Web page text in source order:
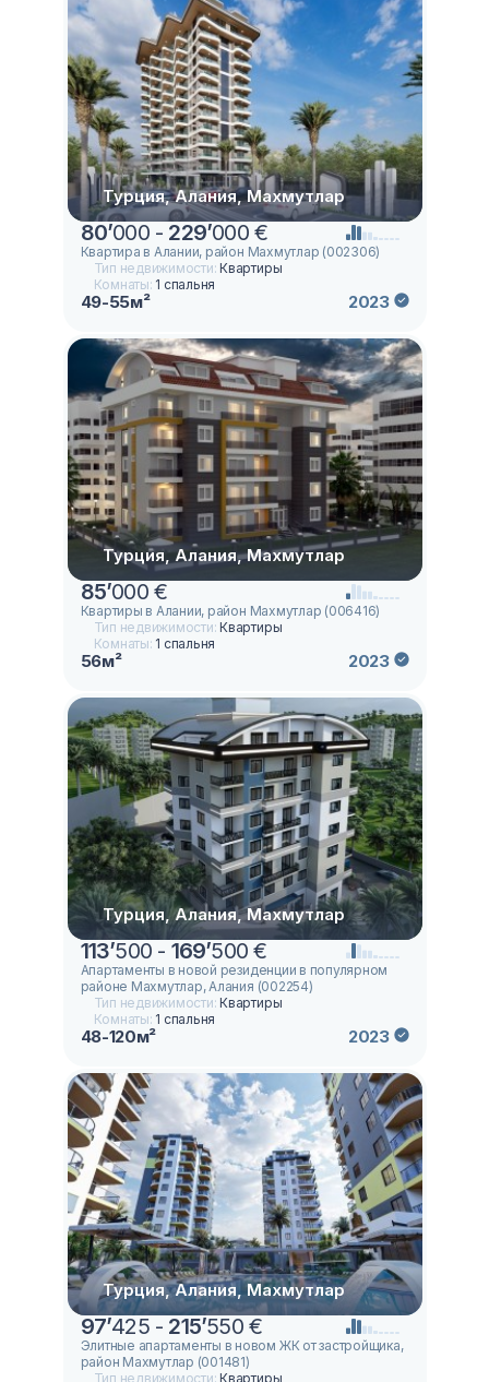
Турция, Алания, Махмутлар
80’000 - 229’000 €
Квартира в Алании, район Махмутлар (002306)
Тип недвижимости:Квартиры
Комнаты: 1 спальня
49-55м² 2023
Турция, Алания, Махмутлар
85’000 €
Квартиры в Алании, район Махмутлар (006416)
Тип недвижимости:Квартиры
Комнаты: 1 спальня
56м² 2023
Турция, Алания, Махмутлар
113’500 - 169’500 €
Апартаменты в новой резиденции в популярном
районе Махмутлар, Алания (002254)
Тип недвижимости:Квартиры
Комнаты: 1 спальня
48-120м² 2023
Турция, Алания, Махмутлар
97’425 - 215’550 €
Элитные апартаменты в новом ЖК от застройщика,
район Махмутлар (001481)
Тип недвижимости:Квартиры